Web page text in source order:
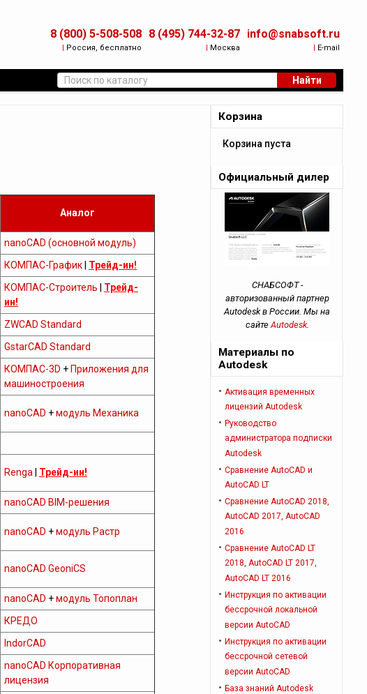
8 (800) 5-508-508
| Россия, бесплатно
8 (495) 744-32-87
| Москва
info@snabsoft.ru
| E-mail
Найти
Аналог
nanoCAD (основной модуль)
КОМПАС-График| Трейд-ин!
КОМПАС-Строитель
Трейд-
ин!
ZWCAD Standard
GstarCAD Standard
КОМПАС-3D + Приложения для
машиностроения
nanoCAD +модуль Механика
Renga Трейд-ин!
nanoCAD BIM-решения
nanoCAD +модуль Растр
nanoCAD GeoniCS
nanoCAD +модуль Топоплан
КРЕДО
IndorCAD
nanoCAD Корпоративная
лицензия
Корзина
Корзина пуста
Официальный дилер
СНАБСОФТ -
авторизованный партнер
Autodesk в России. Мы на
сайтеAutodesk.
Материалы по
Autodesk
Активация временных
лицензий Autodesk
Руководство
администратора подписки
Autodesk
Сравнение AutoCAD и
AutoCAD LT
Сравнение AutoCAD 2018,
AutoCAD 2017, AutoCAD
2016
Сравнение AutoCAD LT
2018, AutoCAD LT 2017,
AutoCAD LT 2016
Инструкция по активации
бессрочной локальной
версии AutoCAD
Инструкция по активации
бессрочной cетевой
версии AutoCAD
База знаний Autodesk